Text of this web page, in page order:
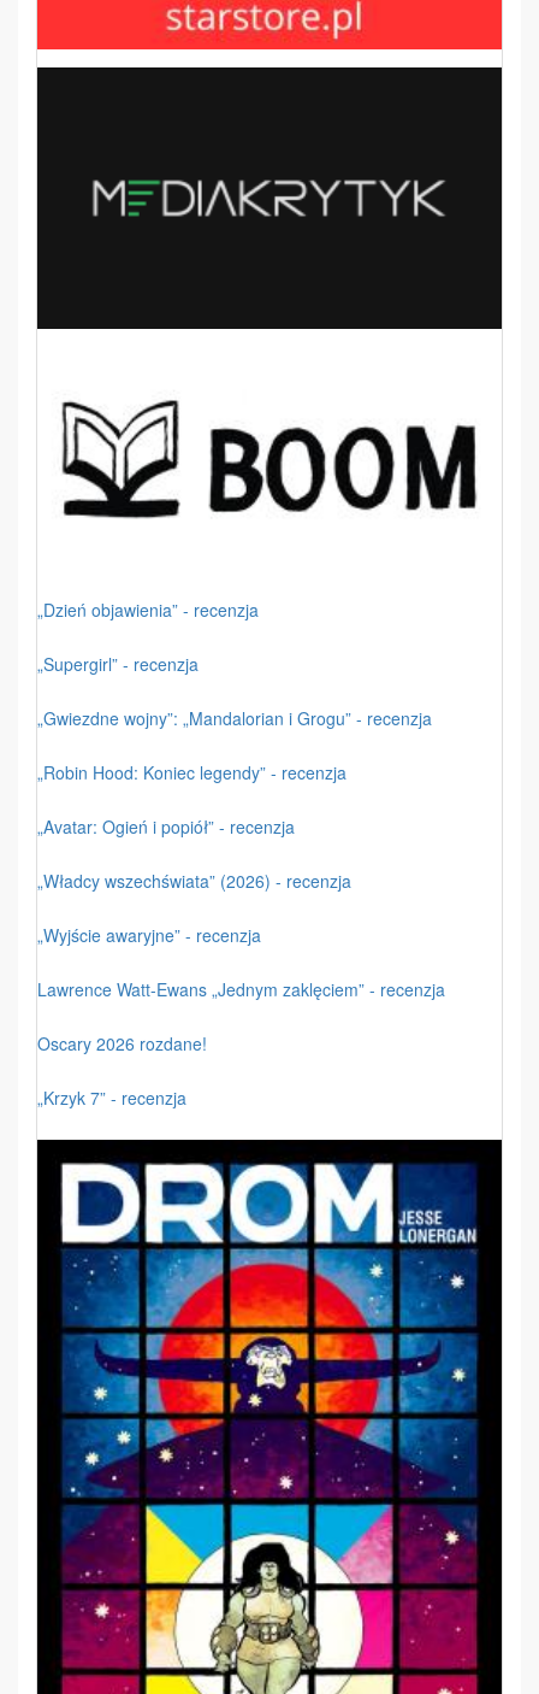
„Dzień objawienia” - recenzja
„Supergirl” - recenzja
„Gwiezdne wojny”: „Mandalorian i Grogu” - recenzja
„Robin Hood: Koniec legendy” - recenzja
„Avatar: Ogień i popiół” - recenzja
„Władcy wszechświata” (2026) - recenzja
„Wyjście awaryjne” - recenzja
Lawrence Watt-Ewans „Jednym zaklęciem” - recenzja
Oscary 2026 rozdane!
„Krzyk 7” - recenzja